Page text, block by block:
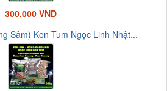
300.000 VND
Sâm) Kon Tum Ngọc Linh Nhật...